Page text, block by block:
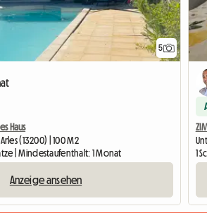
5
Haus
(13200) | 100 M2
| Mindestaufenthalt: 1 Monat
Anzeige ansehen
1